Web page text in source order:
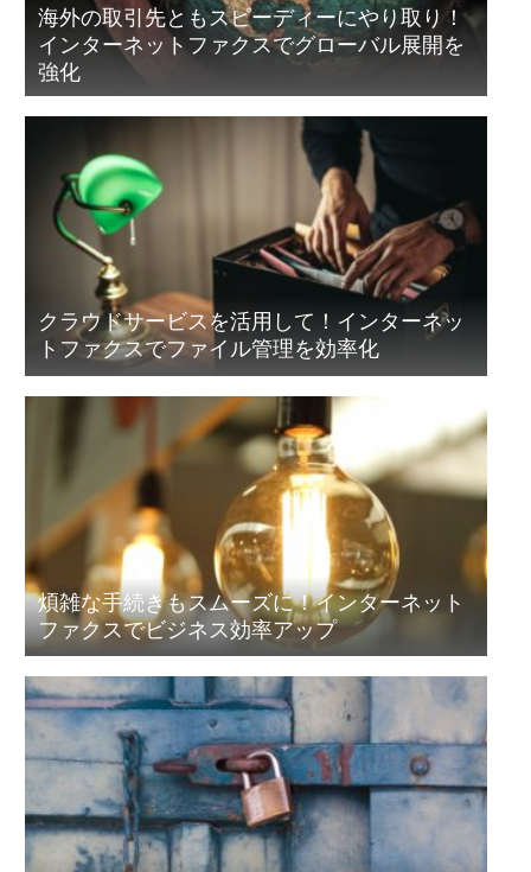
海外の取引先ともスピーディーにやり取り！
インターネットファクスでグローバル展開を
強化
クラウドサービスを活用して！インターネッ
トファクスでファイル管理を効率化
煩雑な手続きもスムーズに！インターネット
ファクスでビジネス効率アップ